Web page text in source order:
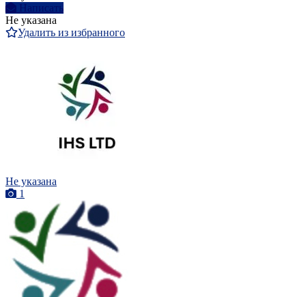
Написать
Не указана
Удалить из избранного
Не указана
1